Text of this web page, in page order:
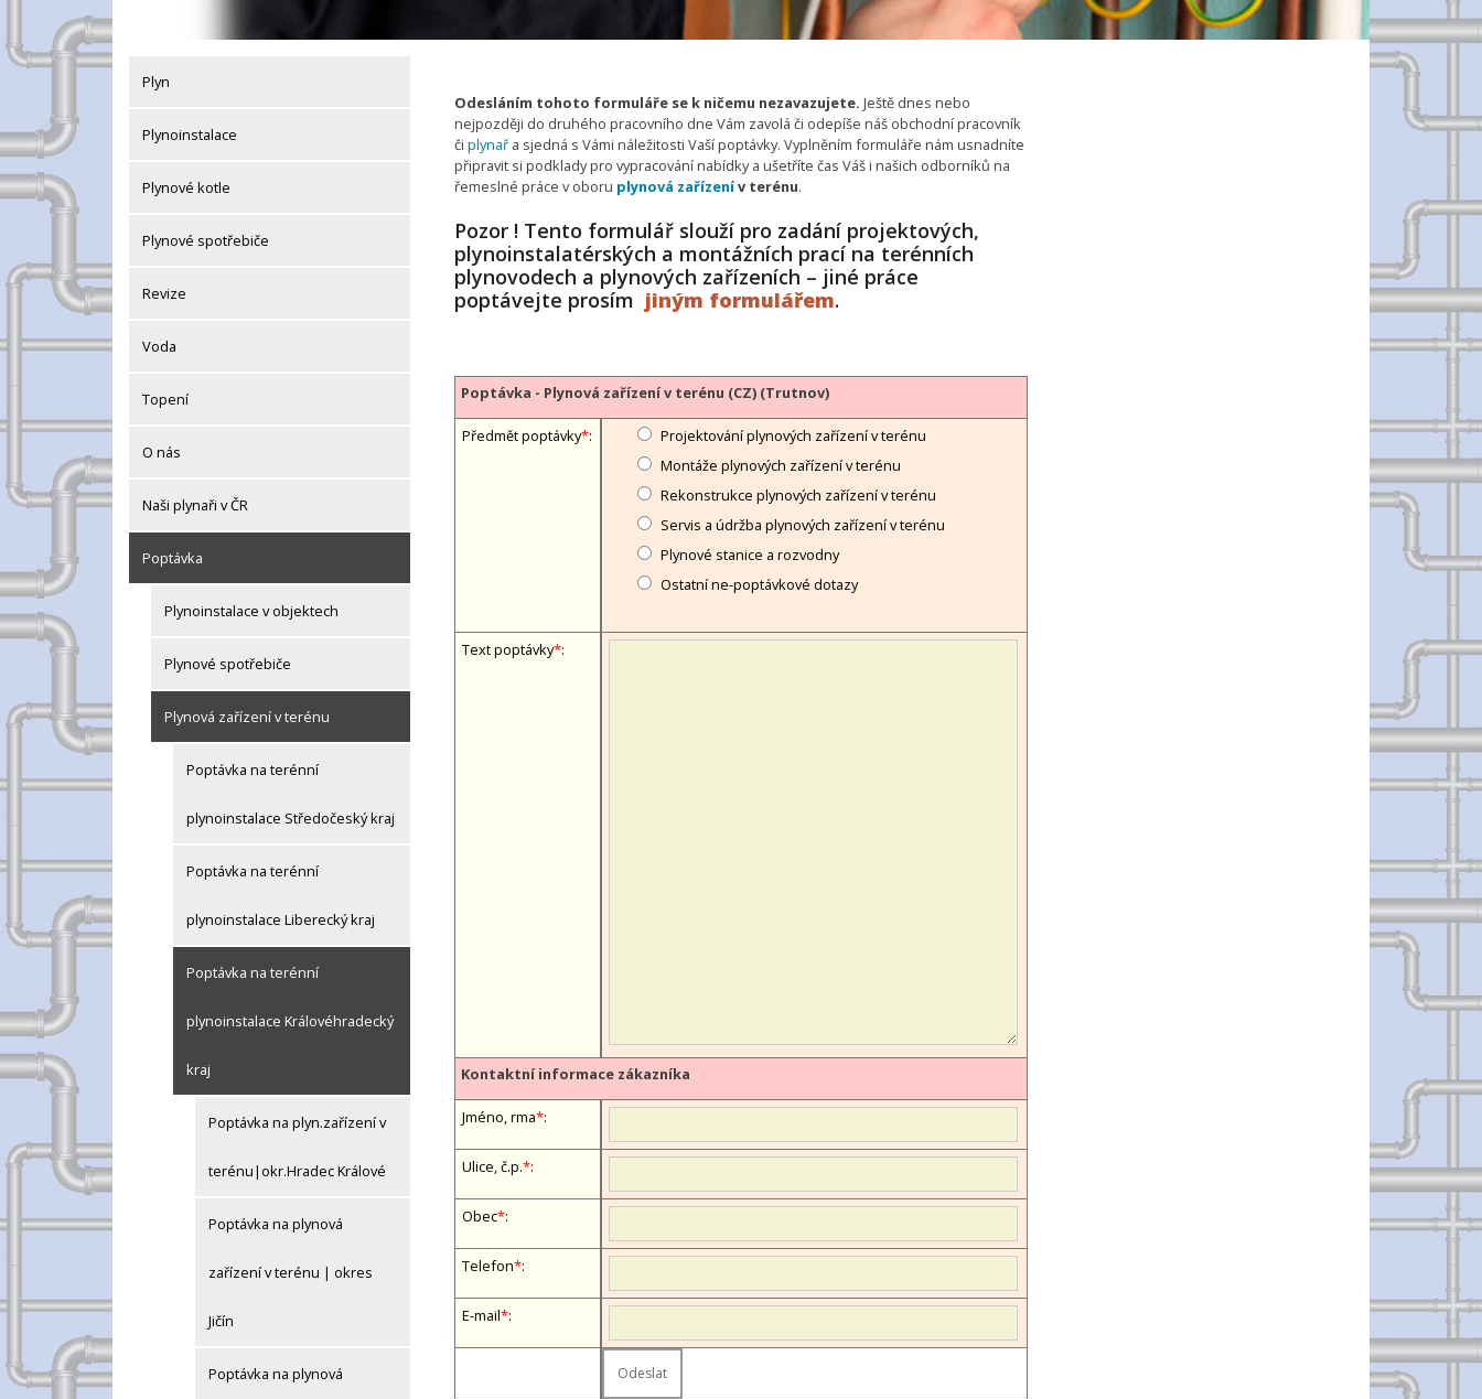
Plyn
Plynoinstalace
Plynové kotle
Plynové spotřebiče
Revize
Voda
Topení
O nás
Naši plynaři v ČR
Poptávka
Plynoinstalace v objektech
Plynové spotřebiče
Plynová zařízení v terénu
Poptávka na terénní
plynoinstalace Středočeský kraj
Poptávka na terénní
plynoinstalace Liberecký kraj
Poptávka na terénní
plynoinstalace Královéhradecký
kraj
Poptávka na plyn.zařízení v
terénu|okr.Hradec Králové
Poptávka na plynová
zařízení v terénu | okres
Jičín
Poptávka na plynová
Odesláním tohoto formuláře se k ničemu nezavazujete. Ještě dnes nebo
nejpozději do druhého pracovního dne Vám zavolá či odepíše náš obchodní pracovník
či plynař a sjedná s Vámi náležitosti Vaší poptávky. Vyplněním formuláře nám usnadníte
připravit si podklady pro vypracování nabídky a ušetříte čas Váš i našich odborníků na
řemeslné práce v oboru plynová zařízenív terénu.
Pozor ! Tento formulář slouží pro zadání projektových,
plynoinstalatérských a montážních prací na terénních
plynovodech a plynových zařízeních – jiné práce
poptávejte prosím jiným formulářem.
Poptávka - Plynová zařízení v terénu (CZ) (Trutnov)
Předmět poptávky*:
Projektování plynových zařízení v terénu
Montáže plynových zařízení v terénu
Rekonstrukce plynových zařízení v terénu
Servis a údržba plynových zařízení v terénu
Plynové stanice a rozvodny
Ostatní ne-poptávkové dotazy
Text poptávky*:
Kontaktní informace zákazníka
Jméno, firma*:
Ulice, č.p.*:
Obec*:
Telefon*:
E-mail*: